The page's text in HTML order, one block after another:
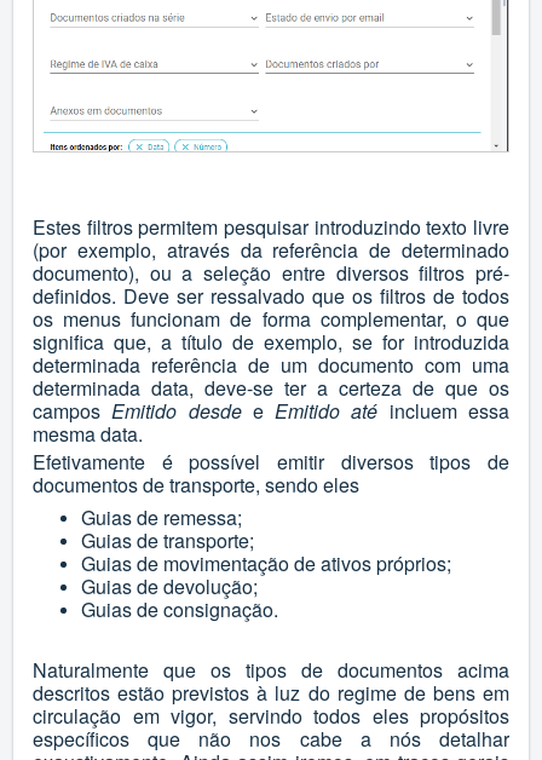
Estes filtros permitem pesquisar introduzindo texto livre
(por exemplo, através da referência de determinado
documento), ou a seleção entre diversos filtros pré-
definidos. Deve ser ressalvado que os filtros de todos
os menus funcionam de forma complementar, o que
significa que, a título de exemplo, se for introduzida
determinada referência de um documento com uma
determinada data, deve-se ter a certeza de que os
camposEmitido desdeeEmitido até incluem essa
mesma data.
Efetivamente é possível emitir diversos tipos de
documentos de transporte, sendo eles
Guias de remessa;
Guias de transporte;
Guias de movimentação de ativos próprios;
Guias de devolução;
Guias de consignação.
Naturalmente que os tipos de documentos acima
descritos estão previstos à luz do regime de bens em
circulação em vigor, servindo todos eles propósitos
específicos que não nos cabe a nós detalhar